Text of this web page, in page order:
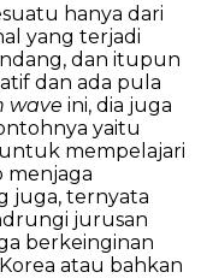
hanya dari
yang terjadi
dan itupun
dan ada pula
wave ini, dia juga
yaitu
mempelajari
menjaga
juga, ternyata
jurusan
berkeinginan
atau bahkan